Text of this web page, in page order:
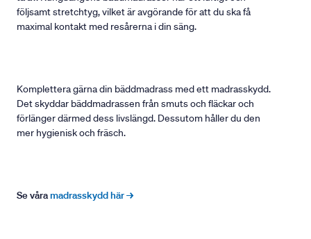
följsamt stretchtyg, vilket är avgörande för att du ska få
maximal kontakt med resårerna i din säng.
Komplettera gärna din bäddmadrass med ett madrasskydd.
Det skyddar bäddmadrassen från smuts och fläckar och
förlänger därmed dess livslängd. Dessutom håller du den
mer hygienisk och fräsch.
Se våramadrasskydd här →